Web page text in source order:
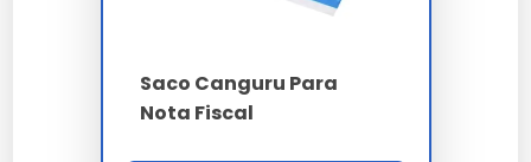
geralmente utilizado para documentos de transporte
Saco Canguru Para
Nota Fiscal